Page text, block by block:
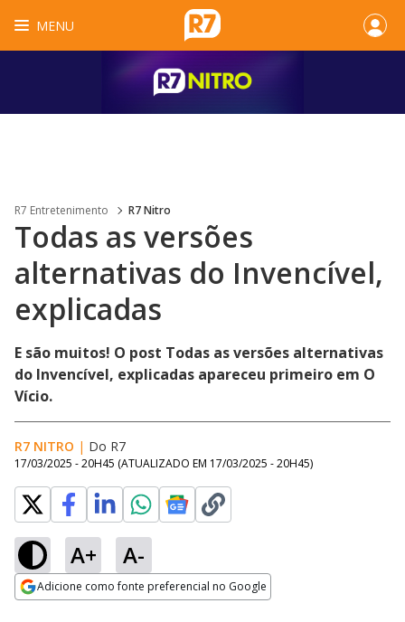
MENU
R7 Entretenimento R7 Nitro
Todas as versões
alternativas do Invencível,
explicadas
E são muitos! O post Todas as versões alternativas
do Invencível, explicadas apareceu primeiro em O
Vício.
R7 NITRO | Do R7
17/03/2025 - 20H45 (ATUALIZADO EM 17/03/2025 - 20H45)
A+ A-
Adicione como fonte preferencial no Google